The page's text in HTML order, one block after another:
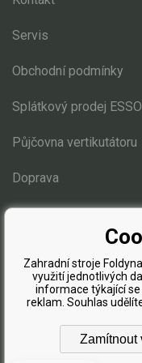
Zahradní traktory
Řetězové pily
Servis
Obchodní podmínky
Splátkový prodej
Půjčovna vertikutátoru
Doprava
Zahradní stroje
využití jednotlivých
informace týkající
reklam. Souhlas
Zamítnout